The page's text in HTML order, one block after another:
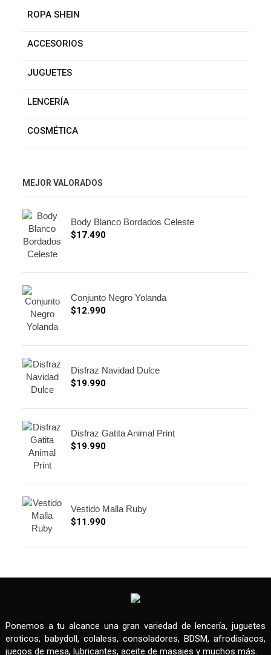
ROPA SHEIN
ACCESORIOS
JUGUETES
LENCERÍA
COSMÉTICA
MEJOR VALORADOS
Body Blanco Bordados Celeste
$17.490
Conjunto Negro Yolanda
$12.990
Disfraz Navidad Dulce
$19.990
Disfraz Gatita Animal Print
$19.990
Vestido Malla Ruby
$11.990
Ponemos a tu alcance una gran variedad de lencería, juguetes
eroticos, babydoll, colaless, consoladores, BDSM, afrodisíacos,
juegos de mesa, lubricantes, aceite de masajes y muchos más.